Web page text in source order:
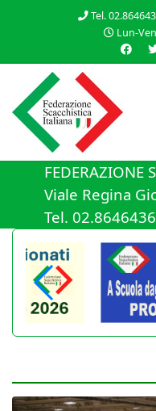
Tel.
Lun-Ven
FEDERAZIONE
Viale Regina
Tel.